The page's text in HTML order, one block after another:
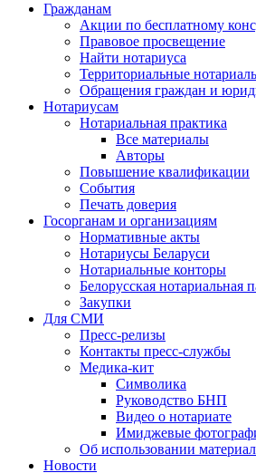
Гражданам
Акции по бесплатному
Правовое просвещение
Найти нотариуса
Территориальные
Обращения граждан и
Нотариусам
Нотариальная практика
Все материалы
Авторы
Повышение квалификации
События
Печать доверия
Госорганам и организациям
Нормативные акты
Нотариусы Беларуси
Нотариальные конторы
Белорусская нотариальная
Закупки
Для СМИ
Пресс-релизы
Контакты пресс-службы
Медика-кит
Символика
Руководство БНП
Видео о нотариате
Имиджевые
Об использовании
Новости